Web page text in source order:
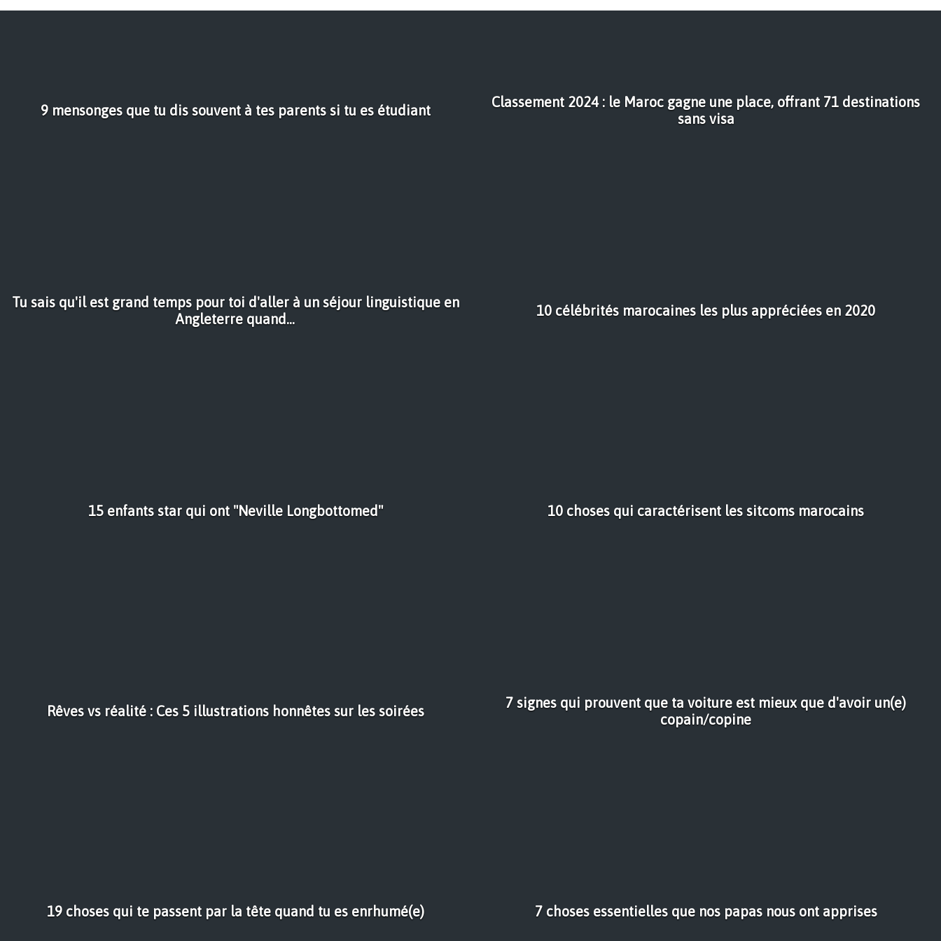
9 mensonges que tu dis souvent à tes parents si tu es étudiant
Classement 2024 : le Maroc gagne une place, offrant 71 destinations
sans visa
Tu sais qu'il est grand temps pour toi d'aller à un séjour linguistique en
Angleterre quand...
10 célébrités marocaines les plus appréciées en 2020
15 enfants star qui ont "Neville Longbottomed" 10 choses qui caractérisent les sitcoms marocains
Rêves vs réalité : Ces 5 illustrations honnêtes sur les soirées
7 signes qui prouvent que ta voiture est mieux que d'avoir un(e)
copain/copine
19 choses qui te passent par la tête quand tu es enrhumé(e) 7 choses essentielles que nos papas nous ont apprises